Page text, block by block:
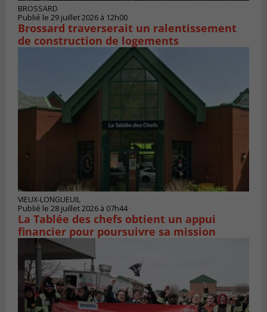
BROSSARD
Publié le 29 juillet 2026 à 12h00
Brossard traverserait un ralentissement
de construction de logements
VIEUX-LONGUEUIL
Publié le 28 juillet 2026 à 07h44
La Tablée des chefs obtient un appui
financier pour poursuivre sa mission